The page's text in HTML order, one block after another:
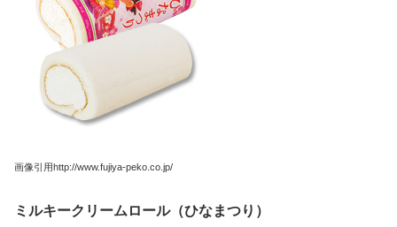
画像引用http://www.fujiya-peko.co.jp/
ミルキークリームロール（ひなまつり）